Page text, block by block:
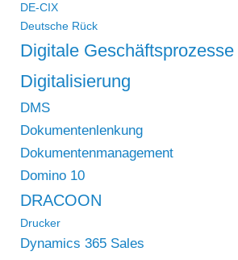
DE-CIX
Deutsche Rück
Digitale Geschäftsprozesse
Digitalisierung
DMS
Dokumentenlenkung
Dokumentenmanagement
Domino 10
DRACOON
Drucker
Dynamics 365 Sales